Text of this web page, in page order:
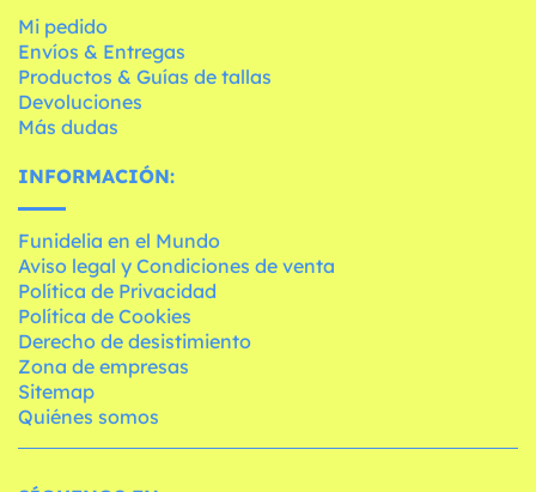
Mi pedido
Envíos & Entregas
Productos & Guías de tallas
Devoluciones
Más dudas
INFORMACIÓN:
Funidelia en el Mundo
Aviso legal y Condiciones de venta
Política de Privacidad
Política de Cookies
Derecho de desistimiento
Zona de empresas
Sitemap
Quiénes somos